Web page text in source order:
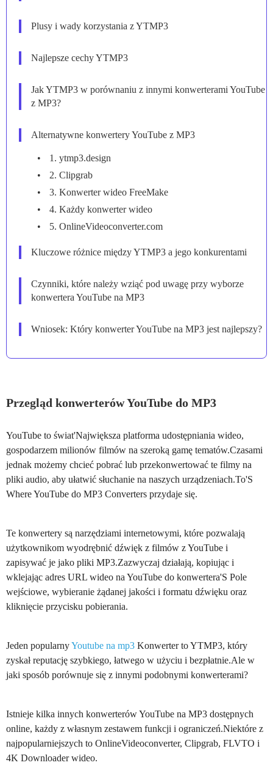
Plusy i wady korzystania z YTMP3
Najlepsze cechy YTMP3
Jak YTMP3 w porównaniu z innymi konwerterami YouTube
z MP3?
Alternatywne konwertery YouTube z MP3
1. ytmp3.design
2. Clipgrab
3. Konwerter wideo FreeMake
4. Każdy konwerter wideo
5. OnlineVideoconverter.com
Kluczowe różnice między YTMP3 a jego konkurentami
Czynniki, które należy wziąć pod uwagę przy wyborze
konwertera YouTube na MP3
Wniosek: Który konwerter YouTube na MP3 jest najlepszy?
Przegląd konwerterów YouTube do MP3
YouTube to świat'Największa platforma udostępniania wideo,
gospodarzem milionów filmów na szeroką gamę tematów.Czasami
jednak możemy chcieć pobrać lub przekonwertować te filmy na
pliki audio, aby ułatwić słuchanie na naszych urządzeniach.To'S
Where YouTube do MP3 Converters przydaje się.
Te konwertery są narzędziami internetowymi, które pozwalają
użytkownikom wyodrębnić dźwięk z filmów z YouTube i
zapisywać je jako pliki MP3.Zazwyczaj działają, kopiując i
wklejając adres URL wideo na YouTube do konwertera'S Pole
wejściowe, wybieranie żądanej jakości i formatu dźwięku oraz
kliknięcie przycisku pobierania.
Jeden popularnyYoutube na mp3 Konwerter to YTMP3, który
zyskał reputację szybkiego, łatwego w użyciu i bezpłatnie.Ale w
jaki sposób porównuje się z innymi podobnymi konwerterami?
Istnieje kilka innych konwerterów YouTube na MP3 dostępnych
online, każdy z własnym zestawem funkcji i ograniczeń.Niektóre z
najpopularniejszych to OnlineVideoconverter, Clipgrab, FLVTO i
4K Downloader wideo.